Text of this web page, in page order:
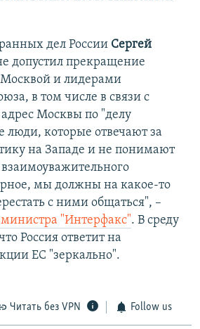
дел России Сергей
допустил прекращение
и лидерами
в том числе в связи с
Москвы по "делу
люди, которые отвечают за
на Западе и не понимают
мы должны на какое-то
с ними общаться", –
"Интерфакс". В среду
Россия ответит на
ЕС "зеркально".
Читать без VPN Follow us